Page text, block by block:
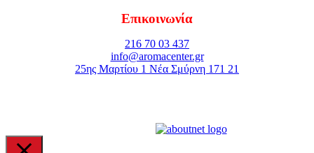
Επικοινωνία
216 70 03 437
info@aromacenter.gr
25ης Μαρτίου 1 Νέα Σμύρνη 171 21